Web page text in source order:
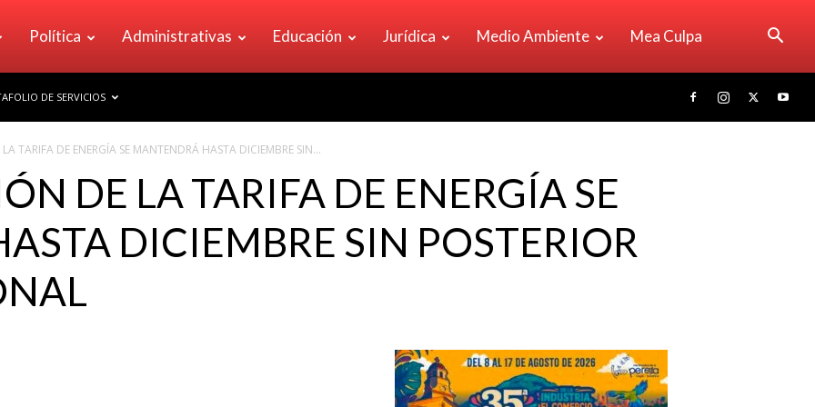
Política Administrativas Educación Jurídica Medio Ambiente Mea Culpa
DE SERVICIOS
TARIFA DE ENERGÍA SE MANTENDRÁ HASTA DICIEMBRE SIN...
DE LA TARIFA DE ENERGÍA SE
DICIEMBRE SIN POSTERIOR